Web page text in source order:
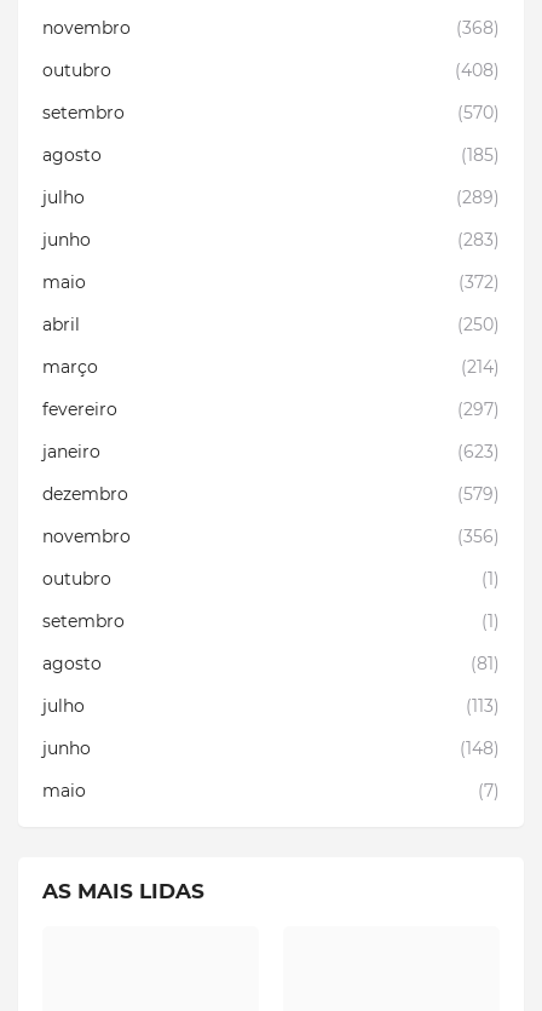
novembro
(368)
outubro
(408)
setembro
(570)
agosto
(185)
julho
(289)
junho
(283)
maio
(372)
abril
(250)
março
(214)
fevereiro
(297)
janeiro
(623)
dezembro
(579)
novembro
(356)
outubro
(1)
setembro
(1)
agosto
(81)
julho
(113)
junho
(148)
maio
(7)
AS MAIS LIDAS